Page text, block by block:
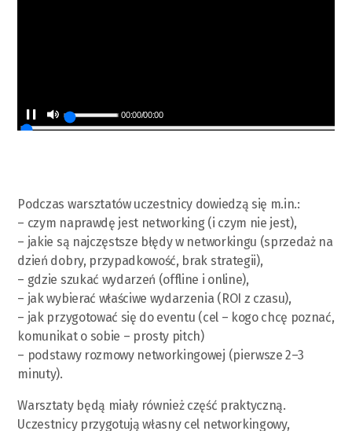
00:00/00:00
Podczas warsztatów uczestnicy dowiedzą się m.in.:
– czym naprawdę jest networking (i czym nie jest),
– jakie są najczęstsze błędy w networkingu (sprzedaż na
dzień dobry, przypadkowość, brak strategii),
– gdzie szukać wydarzeń (offline i online),
– jak wybierać właściwe wydarzenia (ROI z czasu),
– jak przygotować się do eventu (cel – kogo chcę poznać,
komunikat o sobie – prosty pitch)
– podstawy rozmowy networkingowej (pierwsze 2–3
minuty).
Warsztaty będą miały również część praktyczną.
Uczestnicy przygotują własny cel networkingowy,